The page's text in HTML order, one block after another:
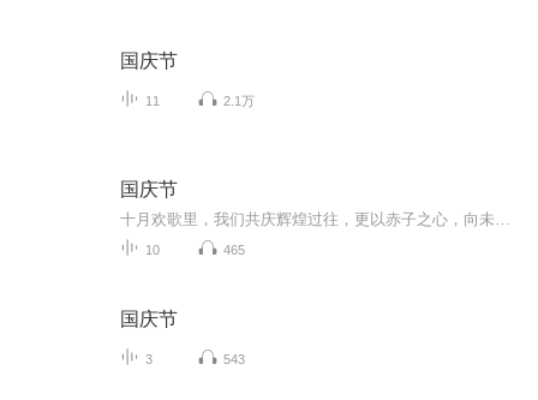
国庆节
11 2.1万
国庆节
10 465
国庆节
3 543